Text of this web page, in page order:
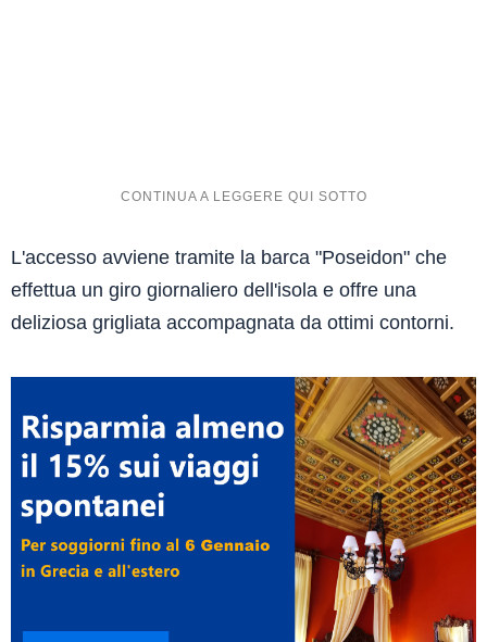
L'accesso avviene tramite la barca "Poseidon" che
effettua un giro giornaliero dell'isola e offre una
deliziosa grigliata accompagnata da ottimi contorni.